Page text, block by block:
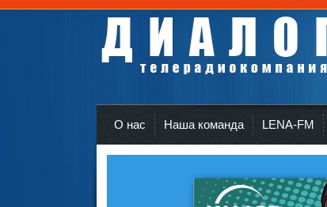
О нас Наша команда LENA-FM